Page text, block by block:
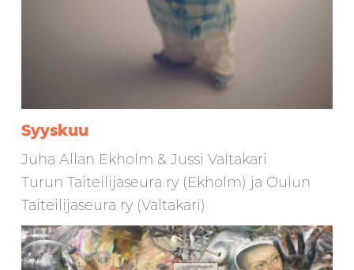
Syyskuu
Juha Allan Ekholm & Jussi Valtakari
Turun Taiteilijaseura ry (Ekholm) ja Oulun
Taiteilijaseura ry (Valtakari)